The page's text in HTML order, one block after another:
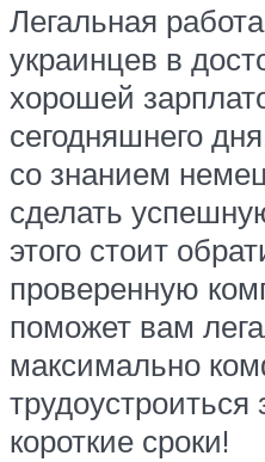
Легальная
украинцев в
хорошей
сегодняшнего
со знанием
сделать
этого стоит
проверенную
поможет вам
максимально
трудоустроиться
короткие сроки!